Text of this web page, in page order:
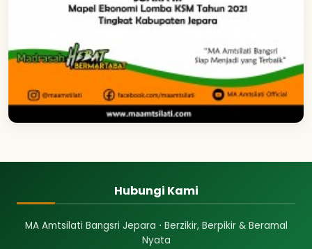
Hubungi Kami
MA Amtsilati Bangsri Jepara ⋅ Berzikir, Berpikir & Beramal
Nyata